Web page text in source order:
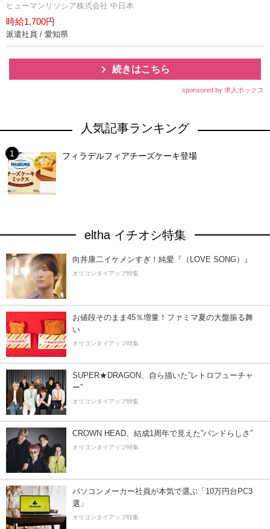
ヒューマンリソシア株式会社 中日本
時給1,700円
派遣社員 / 愛知県
続きはこちら
sponsored by 求人ボックス
人気記事ランキング
フィラデルフィアチーズケーキ登場
eltha イチオシ特集
向井康二イケメンすぎ！純愛『（LOVE SONG）』
オリコンタイアップ特集
お値段そのまま45％増量！ファミマ夏の大盤振る舞
い
オリコンタイアップ特集
SUPER★DRAGON、自ら描いた”レトロフューチャ
ー”
オリコンタイアップ特集
CROWN HEAD、結成1周年で見えた”バンドらしさ”
オリコンタイアップ特集
パソコンメーカー社員が本気で選ぶ「10万円台PC3
選」
オリコンタイアップ特集